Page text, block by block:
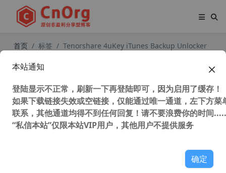
首页 标签 Tenorshare 4uKey iTunes Backup Unlocker
独家汉化 Tenorshare 4uKey iTunes
份工具 iTunes备份密码忘记找回工具
本站通知
登陆显示不正常，刷新一下再登陆即可，因为启用了缓存！
如果下载链接失效或空链接，仅能通过唯一通道，左下方菜
联系，其他通道均得不到任何回复！请不要浪费你的时间
“私信本站”仅限本站VIP用户，其他用户不提供服务
确定